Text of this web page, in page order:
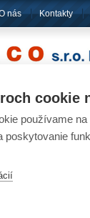
nás Kontakty
lode, stroje
cookie
používame
poskytovanie